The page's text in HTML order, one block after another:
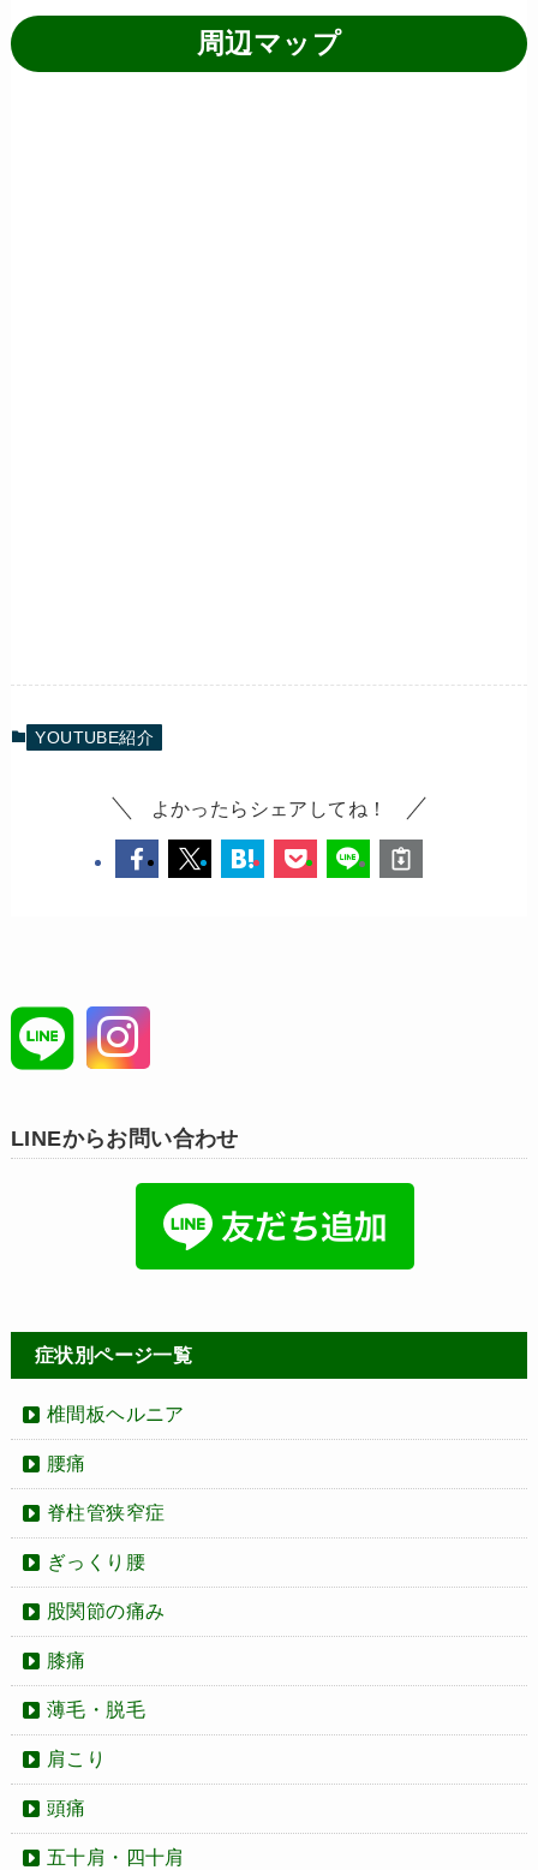
周辺マップ
YOUTUBE紹介
よかったらシェアしてね！
LINEからお問い合わせ
症状別ページ一覧
椎間板ヘルニア
腰痛
脊柱管狭窄症
ぎっくり腰
股関節の痛み
膝痛
薄毛・脱毛
肩こり
頭痛
五十肩・四十肩